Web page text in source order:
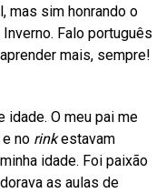
mas sim honrando o
Falo português
mais, sempre!
idade. O meu pai me
no rinkestavam
idade. Foi paixão
as aulas de